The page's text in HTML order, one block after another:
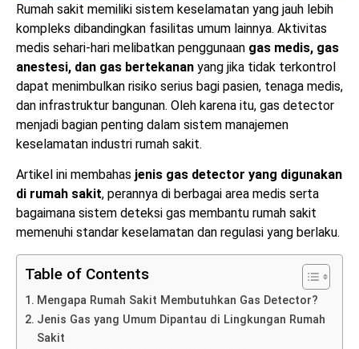
Rumah sakit memiliki sistem keselamatan yang jauh lebih
kompleks dibandingkan fasilitas umum lainnya. Aktivitas
medis sehari-hari melibatkan penggunaan gas medis, gas
anestesi, dan gas bertekanan yang jika tidak terkontrol
dapat menimbulkan risiko serius bagi pasien, tenaga medis,
dan infrastruktur bangunan. Oleh karena itu, gas detector
menjadi bagian penting dalam sistem manajemen
keselamatan industri rumah sakit.
Artikel ini membahas jenis gas detector yang digunakan
di rumah sakit, perannya di berbagai area medis serta
bagaimana sistem deteksi gas membantu rumah sakit
memenuhi standar keselamatan dan regulasi yang berlaku.
Table of Contents
Mengapa Rumah Sakit Membutuhkan Gas Detector?
Jenis Gas yang Umum Dipantau di Lingkungan Rumah
Sakit